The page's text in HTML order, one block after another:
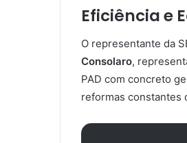
Eficiência e
O representante da
Consolaro,
PAD com concreto
reformas constantes